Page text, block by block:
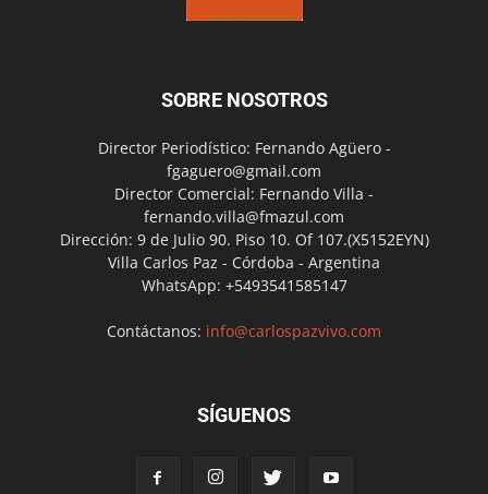
SOBRE NOSOTROS
Director Periodístico: Fernando Agüero -
fgaguero@gmail.com
Director Comercial: Fernando Villa -
fernando.villa@fmazul.com
Dirección: 9 de Julio 90. Piso 10. Of 107.(X5152EYN)
Villa Carlos Paz - Córdoba - Argentina
WhatsApp: +5493541585147
Contáctanos: info@carlospazvivo.com
SÍGUENOS